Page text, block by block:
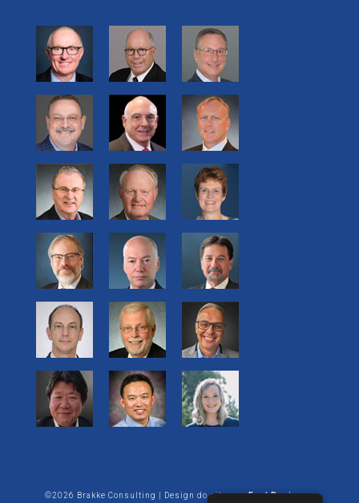
©2026 Brakke Consulting | Design do site por:Enet Business